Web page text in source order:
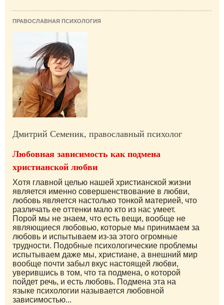
ПРАВОСЛАВНАЯ ПСИХОЛОГИЯ
Дмитрий Семеник, православный психолог
Любовная зависимость как подмена
христианской любви
Хотя главной целью нашей христианской жизни
является именно совершенствование в любви,
любовь является настолько тонкой материей, что
различать ее оттенки мало кто из нас умеет.
Порой мы не знаем, что есть вещи, вообще не
являющиеся любовью, которые мы принимаем за
любовь и испытываем из-за этого огромные
трудности. Подобные психологические проблемы
испытываем даже мы, христиане, а внешний мир
вообще почти забыл вкус настоящей любви,
уверившись в том, что та подмена, о которой
пойдет речь, и есть любовь. Подмена эта на
языке психологии называется любовной
зависимостью...